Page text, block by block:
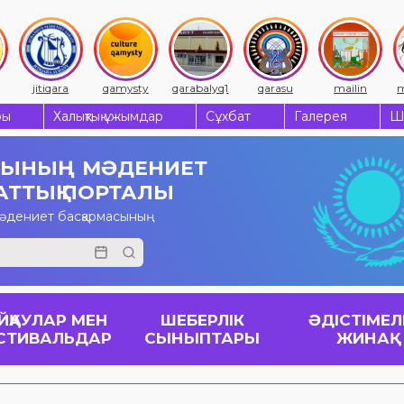
jitiqara qamysty qarabalyq1 qarasu mailin
Халықтық ұжымдар Сұхбат Галерея
МӘДЕНИЕТ
ПОРТАЛЫ
басқармасының
МЕН
ШЕБЕРЛІК
СЫНЫПТАРЫ
ЖИНАҚ